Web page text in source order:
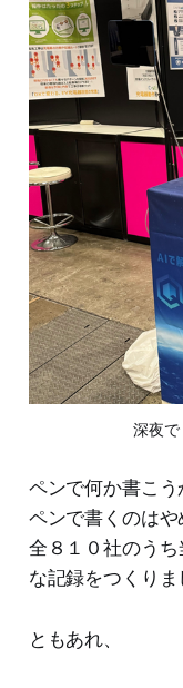
深夜で
ペンで何か書こう
ペンで書くのは
全８１０社のう
な記録をつくりま
ともあれ、